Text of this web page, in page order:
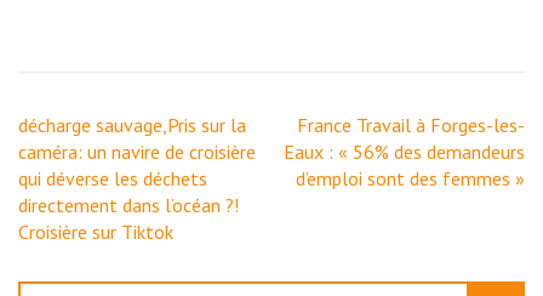
Navigation
de
l’article
décharge sauvage,Pris sur la
caméra: un navire de croisière
qui déverse les déchets
directement dans l’océan ?!
Croisière sur Tiktok
France Travail à Forges-les-
Eaux : « 56% des demandeurs
d’emploi sont des femmes »